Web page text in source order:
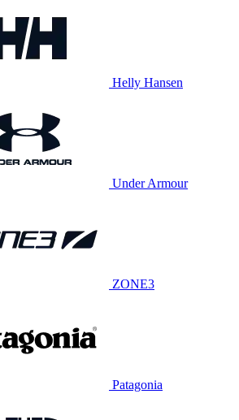
Helly Hansen
Under Armour
ZONE3
Patagonia